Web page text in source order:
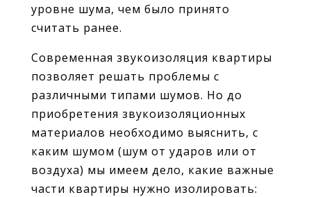
уровне шума, чем было принято
считать ранее.
Современная звукоизоляция квартиры
позволяет решать проблемы с
различными типами шумов. Но до
приобретения звукоизоляционных
материалов необходимо выяснить, с
каким шумом (шум от ударов или от
воздуха) мы имеем дело, какие важные
части квартиры нужно изолировать: